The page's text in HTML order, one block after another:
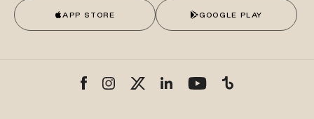
APP STORE GOOGLE PLAY